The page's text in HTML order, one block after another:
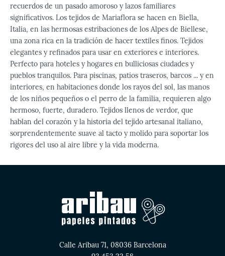
recuerdos de un pasado amoroso y lazos familiares
significativos. Los tejidos de Mariaflora se hacen en Biella,
Italia, en las hermosas estribaciones de los Alpes de Biellese,
una zona rica en la tradición de hacer textiles finos. Tejidos
elegantes y refinados para usar en exteriores e interiores.
Perfecto para hoteles y hogares en bulliciosas ciudades y
pueblos tranquilos. Para piscinas, patios traseros, barcos ... y en
interiores, en habitaciones donde los rayos del sol, las manos
de los niños pequeños o el perro de la familia, requieren algo
hermoso, fuerte, duradero. Tejidos llenos de verdor, que
hablan del corazón y la historia del tejido artesanal italiano,
sorprendentemente suave al tacto y molido para soportar los
rigores del uso al aire libre y la vida moderna.
Calle Aribau 71, 08036 Barcelona